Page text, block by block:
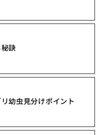
訣
幼虫見分けポイント